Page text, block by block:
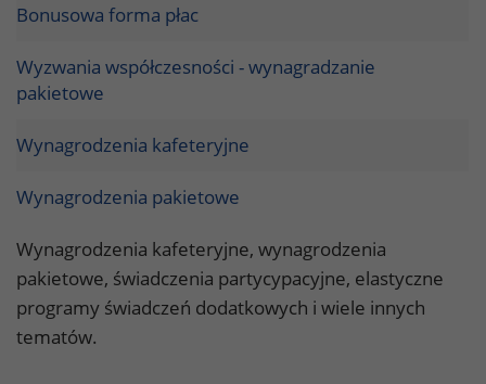
Bonusowa forma płac
Wyzwania współczesności - wynagradzanie
pakietowe
Wynagrodzenia kafeteryjne
Wynagrodzenia pakietowe
Wynagrodzenia kafeteryjne, wynagrodzenia
pakietowe, świadczenia partycypacyjne, elastyczne
programy świadczeń dodatkowych i wiele innych
tematów.